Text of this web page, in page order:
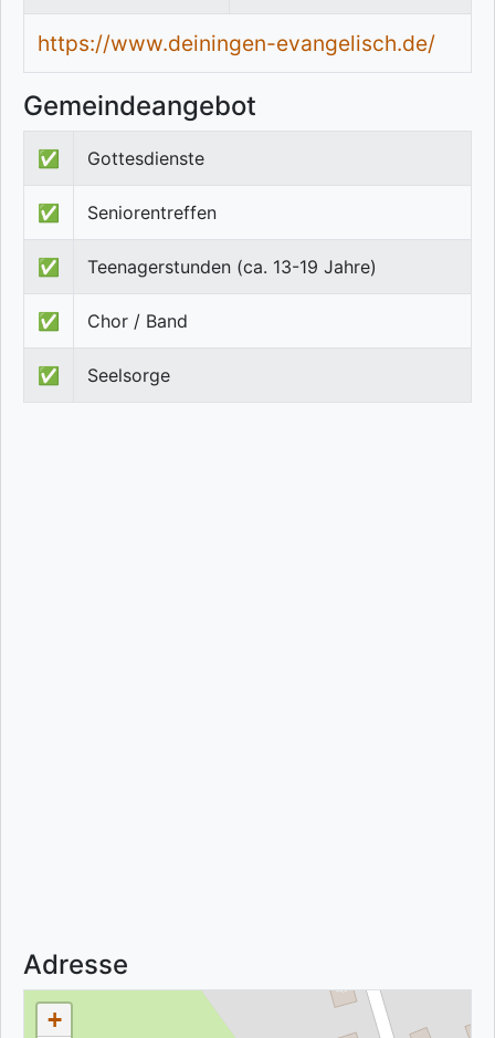
https://www.deiningen-evangelisch.de/
Gemeindeangebot
✅ Gottesdienste
✅ Seniorentreffen
✅ Teenagerstunden (ca. 13-19 Jahre)
✅ Chor / Band
✅ Seelsorge
Adresse
+